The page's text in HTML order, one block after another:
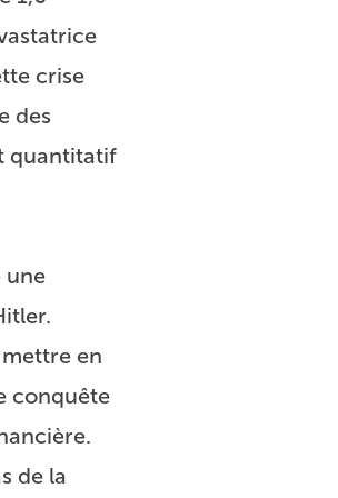
crise
des
quantitatif
une
en
conquête
de la